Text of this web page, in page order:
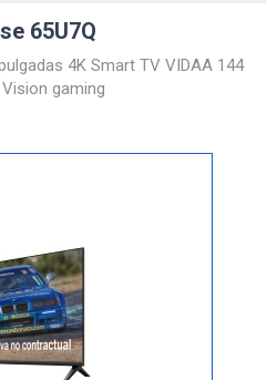
65U7Q
4K Smart TV VIDAA 144
gaming